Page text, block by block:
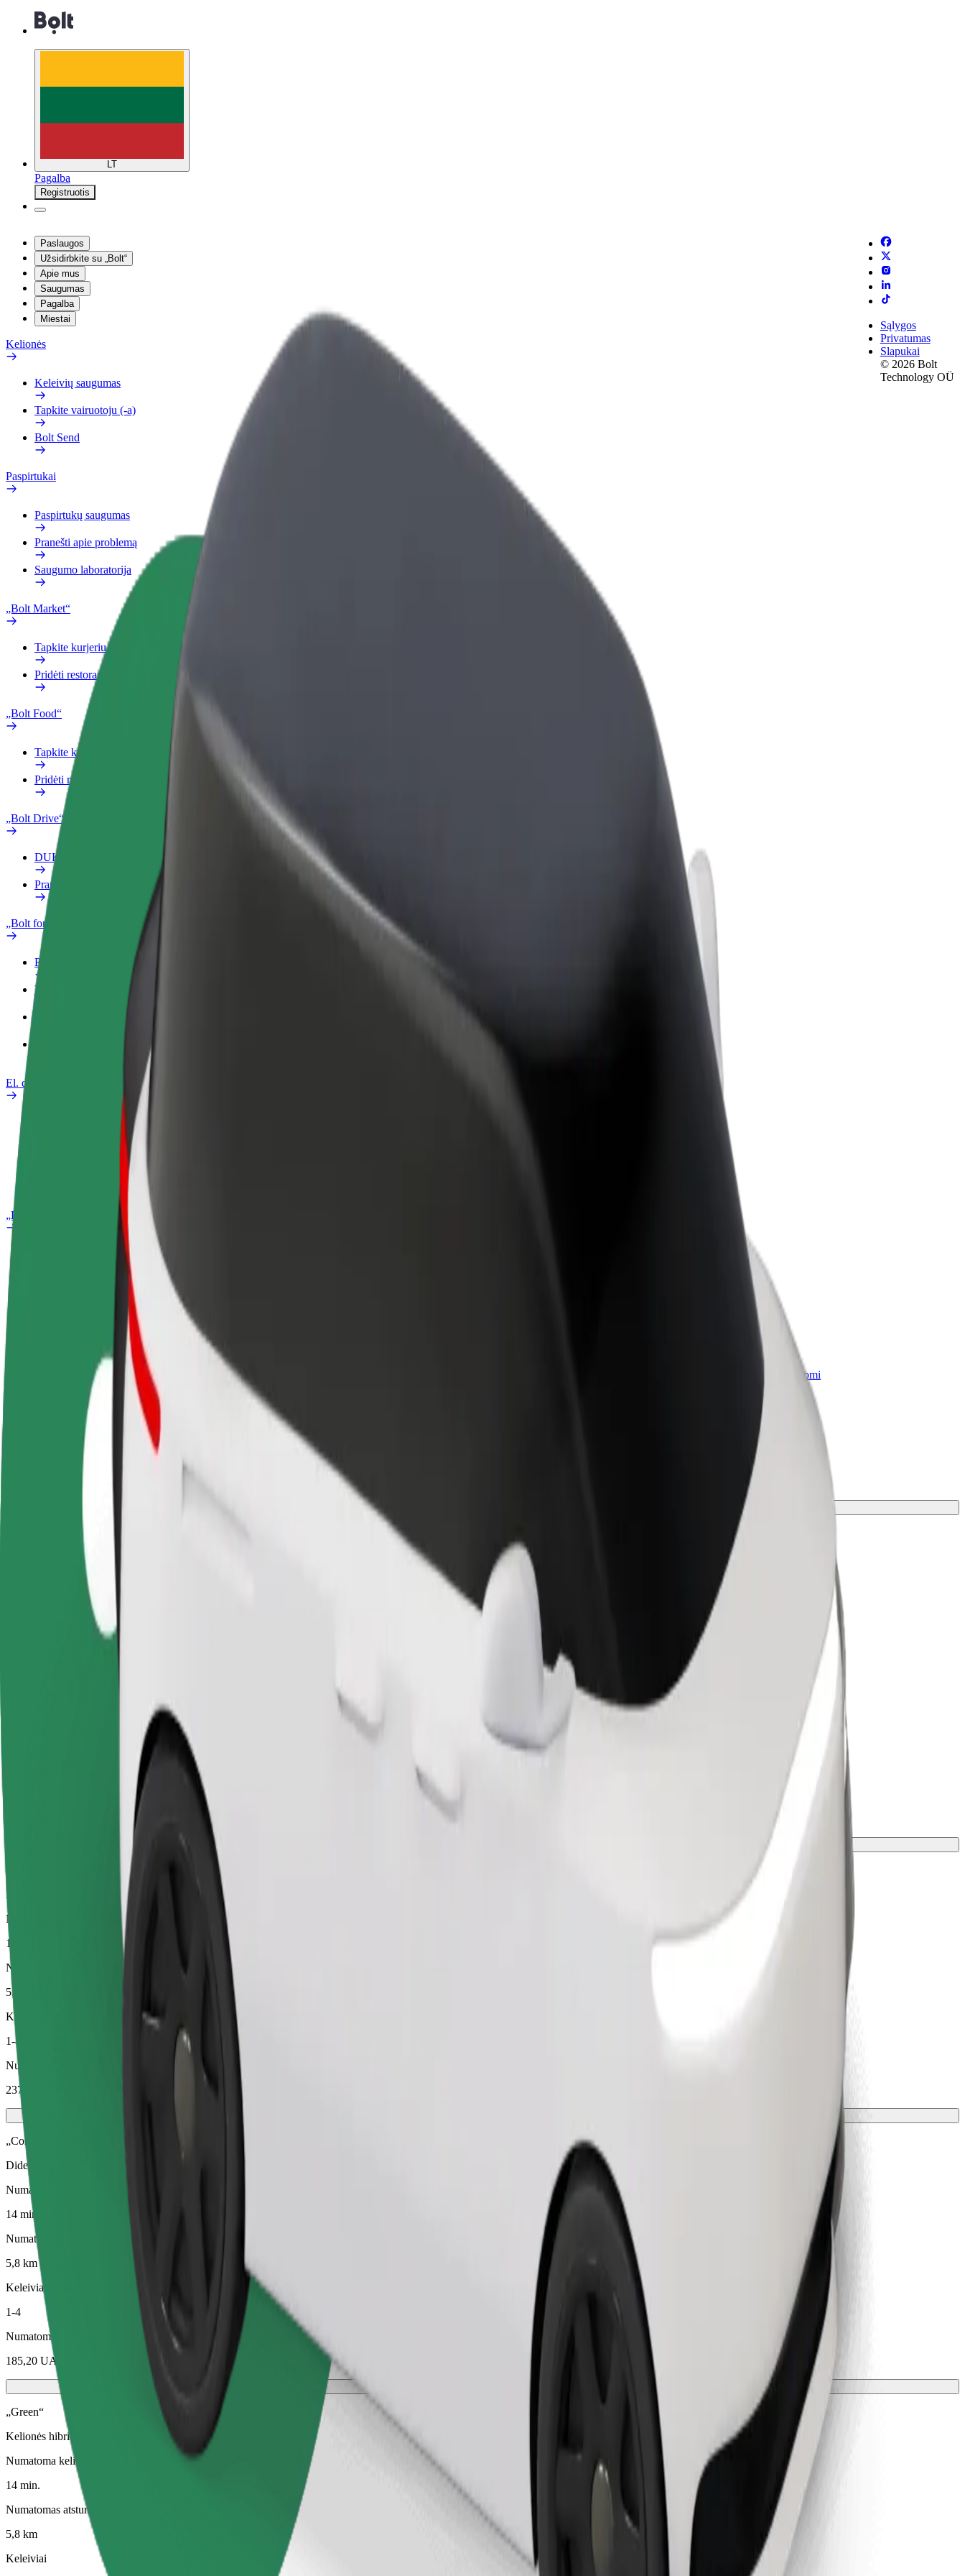
LT
Pagalba
Registruotis
Paslaugos
Užsidirbkite su „Bolt“
Apie mus
Saugumas
Pagalba
Miestai
Kelionės
Keleivių saugumas
Tapkite vairuotoju (-a)
Bolt Send
Paspirtukai
Paspirtukų saugumas
Pranešti apie problemą
Saugumo laboratorija
„Bolt Market“
Tapkite kurjeriu (-e)
Pridėti restoraną ar parduotuvę
„Bolt Food“
Tapkite kurjeriu (-e)
Pridėti restoraną ar parduotuvę
„Bolt Drive“
DUK
Pranešti apie automobilį
„Bolt for Business“
Privalumai
Verslo profilis
El. dviračiai
Saugumo laboratorija
Pranešti apie problemą
„Bolt Plus“
Tapkite vairuotoju (-
Užsidirbkite jums
patogiu metu
Tapkite kurjeriu (-e)
Pristatinėkite maistą ir gaukite
savaitinius išmokėjimus
Atskirų įmonių poreikiams pritaikomi
„Bolt“ produktai ir paslaugos
Sąlygos
Privatumas
Slapukai
© 2026 Bolt
Technology OÜ
Kaip nuvykti iš Ocean Plaza Mall į TSUM | „Bolt“
Ieškote patogiausio būdo nukeliauti iš Ocean Plaza Mall į TSUM? Peržiūrėkite mūsų teikiamas paslaugas ir išsirinkite tinkamiausias jūsų kelionei.
Ocean Plaza Mall
Patogumas ir komfortas pasiekiami vos keliais spustelėjimais!
Patikimos kelionės įprastais vidutinio dydžio automobiliais
Didesni automobiliai, kuriuose daugiau erdvės kojoms ir lagaminams
Numatoma kelionės trukmė
14 min.
Numatomas atstumas
5,8 km
Keleiviai
1-4
Numatoma kaina
237,00 UAH
„Comfort“
Didesni automobiliai, kuriuose daugiau erdvės kojoms ir lagaminams
Numatoma kelionės trukmė
14 min.
Numatomas atstumas
5,8 km
Keleiviai
1-4
Numatoma kaina
185,20 UAH
„Green“
Kelionės hibridinėmis ir elektra varomomis transporto priemonėmis
Numatoma kelionės trukmė
14 min.
Numatomas atstumas
5,8 km
Keleiviai